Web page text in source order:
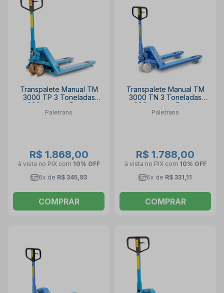
Transpalete Manual TM
3000 TP 3 Toneladas
680mm com Rodas
Tandem de Poliuretano
Paletrans
R$ 1.868,00
à vista no PIX com 10% OFF
6x de R$ 345,93
COMPRAR
Transpalete Manual TM
3000 TN 3 Toneladas
680mm com Rodas
Tandem de Nylon
Paletrans
R$ 1.788,00
à vista no PIX com 10% OFF
6x de R$ 331,11
COMPRAR